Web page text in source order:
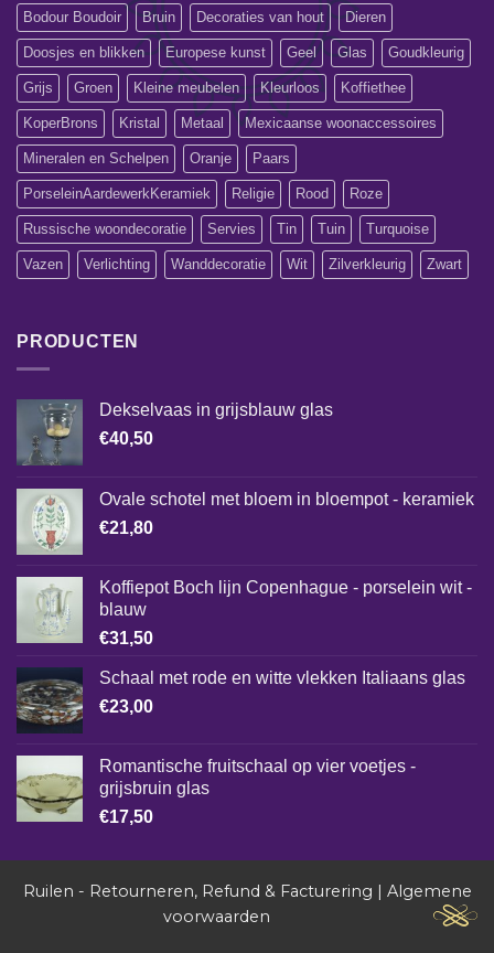
Bodour Boudoir Bruin Decoraties van hout Dieren
Doosjes en blikken Europese kunst Geel Glas Goudkleurig
Grijs Groen Kleine meubelen Kleurloos Koffiethee
KoperBrons Kristal Metaal Mexicaanse woonaccessoires
Mineralen en Schelpen Oranje Paars
PorseleinAardewerkKeramiek Religie Rood Roze
Russische woondecoratie Servies Tin Tuin Turquoise
Vazen Verlichting Wanddecoratie Wit Zilverkleurig Zwart
PRODUCTEN
Dekselvaas in grijsblauw glas
€40,50
Ovale schotel met bloem in bloempot - keramiek
€21,80
Koffiepot Boch lijn Copenhague - porselein wit -
blauw
€31,50
Schaal met rode en witte vlekken Italiaans glas
€23,00
Romantische fruitschaal op vier voetjes -
grijsbruin glas
€17,50
Ruilen - Retourneren, Refund & Facturering
Algemene
voorwaarden